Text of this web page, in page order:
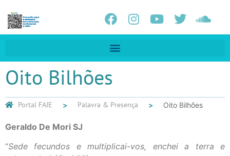
Oito Bilhões
Portal FAJE Palavra & Presença Oito Bilhões
Geraldo De Mori SJ
“Sede fecundos e multiplicai-vos, enchei a terra e